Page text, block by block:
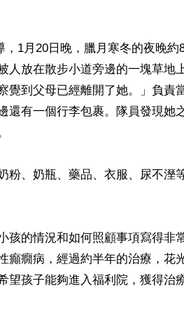
1月20日晚，臘月寒冬的夜晚約
人放在散步小道旁邊的一塊草地
覺到父母已經離開了她。」負責
還有一個行李包裹。隊員發現她
粉、奶瓶、藥品、衣服、尿不溼
孩的情況和如何照顧事項寫得非
癲癇病，經過約半年的治療，花
望孩子能夠進入福利院，獲得治